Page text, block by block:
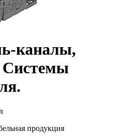
каналы,
Системы
продукция